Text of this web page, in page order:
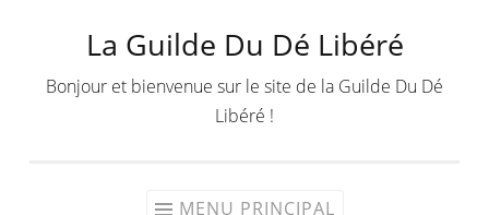
contenu
La Guilde Du Dé Libéré
Bonjour et bienvenue sur le site de la Guilde Du Dé
Libéré !
MENU PRINCIPAL